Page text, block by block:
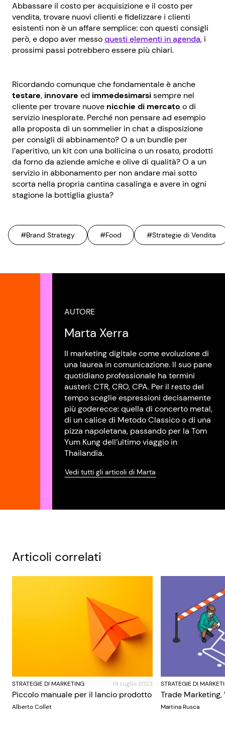
Abbassare il costo per acquisizione e il costo per
vendita, trovare nuovi clienti e fidelizzare i clienti
esistenti non è un affare semplice: con questi consigli
però, e dopo aver messoquesti elementi in agenda, i
prossimi passi potrebbero essere più chiari.
Ricordando comunque che fondamentale è anche
testare, innovare ed immedesimarsisempre nel
cliente per trovare nuove nicchie di mercato o di
servizio inesplorate. Perché non pensare ad esempio
alla proposta di un sommelier in chat a disposizione
per consigli di abbinamento? O a un bundle per
l’aperitivo, un kit con una bollicina o un rosato, prodotti
da forno da aziende amiche e olive di qualità? O a un
servizio in abbonamento per non andare mai sotto
scorta nella propria cantina casalinga e avere in ogni
stagione la bottiglia giusta?
#Brand Strategy #Food #Strategie di Vendita
AUTORE
Marta Xerra
Il marketing digitale come evoluzione di
una laurea in comunicazione. Il suo pane
quotidiano professionale ha termini
austeri: CTR, CRO, CPA. Per il resto del
tempo sceglie espressioni decisamente
più goderecce: quella di concerto metal,
di un calice di Metodo Classico o di una
pizza napoletana, passando per la Tom
Yum Kung dell’ultimo viaggio in
Thailandia.
Vedi tutti gli articoli di Marta
Articoli correlati
STRATEGIE DI MARKETING 19 Luglio 2023
Piccolo manuale per il lancio prodotto
Alberto Collet
STRATEGIE DI
Trade Marketing,
Martina Rusca